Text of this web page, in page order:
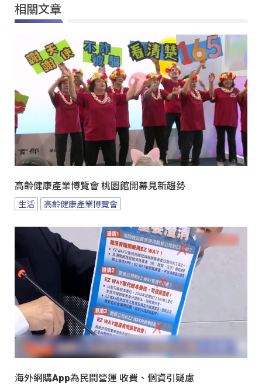
相關文章
高齡健康產業博覽會 桃園館開幕見新趨勢
生活 高齡健康產業博覽會
海外網購App為民間營運 收費、個資引疑慮